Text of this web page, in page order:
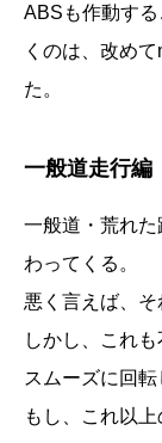
ABSも作動す
くのは、改め
た。
一般道走行編
一般道・荒れ
わってくる。
悪く言えば、そ
しかし、これ
スムーズに回転
もし、これ以